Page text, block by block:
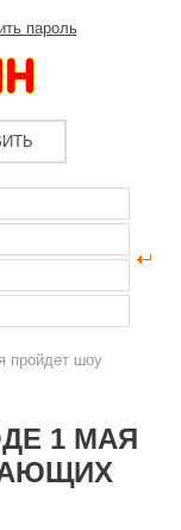
пароль
пройдет шоу
1 МАЯ